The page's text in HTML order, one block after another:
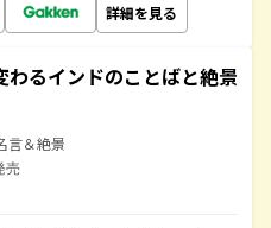
詳細を見る
わるインドのことばと絶景
言＆絶景
売